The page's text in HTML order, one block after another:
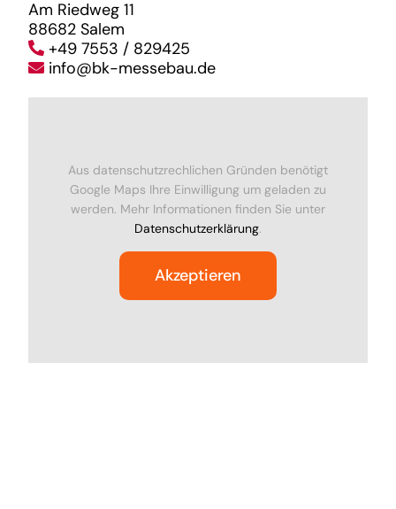
Am Riedweg 11
88682 Salem
+49 7553 / 829425
info@bk-messebau.de
Aus datenschutzrechlichen Gründen benötigt
Google Maps Ihre Einwilligung um geladen zu
werden. Mehr Informationen finden Sie unter
Datenschutzerklärung.
Akzeptieren